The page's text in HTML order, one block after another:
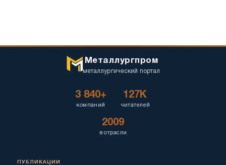
Металлургпром
металлургический портал
3 840+
компаний
127K
читателей
2009
в отрасли
ПУБЛИКАЦИИ